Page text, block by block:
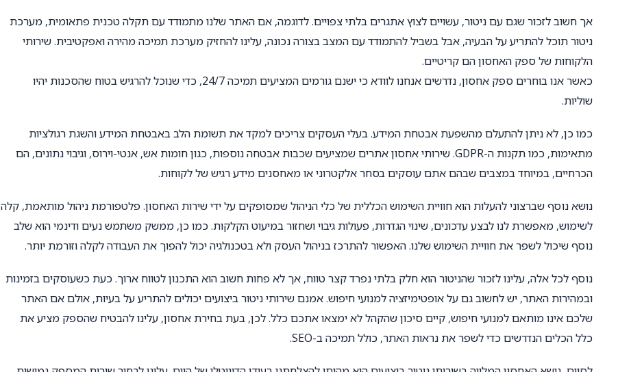
אך חשוב לזכור שגם עם ניטור, עשויים לצוץ אתגרים בלתי צפויים. לדוגמה, אם האתר שלנו מתמודד עם תקלה טכנית פתאומית, מערכת
ניטור תוכל להתריע על הבעיה, אבל בשביל להתמודד עם המצב בצורה נכונה, עלינו להחזיק מערכת תמיכה מהירה ואפקטיבית. שירותי
הלקוחות של ספק האחסון הם קריטיים.
כאשר אנו בוחרים ספק אחסון, נדרשים אנחנו לוודא כי ישנם גורמים המציעים תמיכה 24/7, כדי שנוכל להרגיש בטוח שהסכנות יהיו
שוליות.
כמו כן, לא ניתן להתעלם מהשפעת אבטחת המידע. בעלי העסקים צריכים למקד את תשומת הלב באבטחת המידע והשגת רגולציות
מתאימות, כמו תקנות ה-GDPR. שירותי אחסון אתרים שמציעים שכבות אבטחה נוספות, כגון חומות אש, אנטי-וירוס, וגיבוי נתונים, הם
הכרחיים, במיוחד במצבים שבהם אתם עוסקים בסחר אלקטרוני או מאחסנים מידע רגיש של לקוחות.
נושא נוסף שברצוני להעלות הוא חוויית השימוש הכללית של כלי הניהול שמסופקים על ידי שירות האחסון. פלטפורמת ניהול מותאמת, קלה
לשימוש, מאפשרת לנו לבצע עדכונים, שינוי הגדרות, פעולות גיבוי ושחזור במיעוט הקלקות. כמו כן, ממשק משתמש נעים ודינמי הוא שלב
נוסף שיכול לשפר את חוויית השימוש שלנו. האפשור להתרכז בניהול העסק ולא בטכנולגיה יכול להפוך את העבודה לקלה וזורמת יותר.
נוסף לכל אלה, עלינו לזכור שהניטור הוא חלק בלתי נפרד קצר טווח, אך לא פחות חשוב הוא התכנון לטווח ארוך. כעת כשעוסקים בזמינות
ובמהירות האתר, יש לחשוב גם על אופטימיזציה למנועי חיפוש. אמנם שירותי ניטור ביצועים יכולים להתריע על בעיות, אולם אם האתר
שלכם אינו מותאם למנועי חיפוש, קיים סיכון שהקהל לא ימצאו אתכם כלל. לכן, בעת בחירת אחסון, עלינו להבטיח שהספק מציע את
כלל הכלים הנדרשים כדי לשפר את נראות האתר, כולל תמיכה ב-SEO.